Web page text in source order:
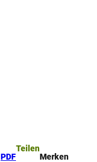
PDF
Teilen
Merken